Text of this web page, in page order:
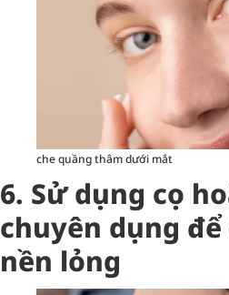
che quầng thâm dưới mắt
6. Sử dụng cọ
chuyên dụng
nền lỏng